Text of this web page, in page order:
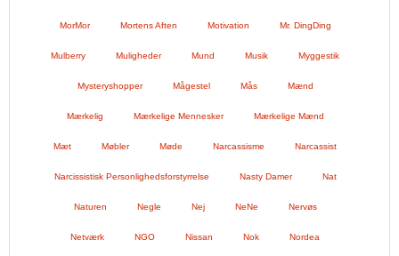
MorMor Mortens Aften Motivation Mr. DingDing
Mulberry Muligheder Mund Musik Myggestik
Mysteryshopper Mågestel Mås Mænd
Mærkelig Mærkelige Mennesker Mærkelige Mænd
Mæt Møbler Møde Narcassisme Narcassist
Narcissistisk Personlighedsforstyrrelse Nasty Damer Nat
Naturen Negle Nej NeNe Nervøs
Netværk NGO Nissan Nok Nordea